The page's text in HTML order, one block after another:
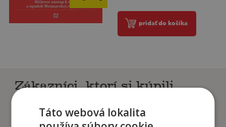
pridať do košíka
Zákazníci, ktorí si kúpili
Táto webová lokalita